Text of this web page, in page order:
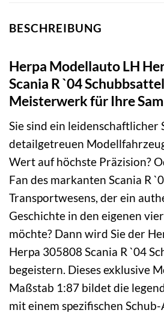
BESCHREIBUNG
Herpa Modellauto LH
Scania R `04
Meisterwerk für Ihre
Sie sind ein leidenschaftlicher
detailgetreuen
Wert auf höchste Präzision?
Fan des markanten Scania R
Transportwesens, der ein
Geschichte in den eigenen
möchte? Dann wird Sie der
Herpa 305808 Scania R `04
begeistern. Dieses exklusive
Maßstab 1:87 bildet die
mit einem spezifischen